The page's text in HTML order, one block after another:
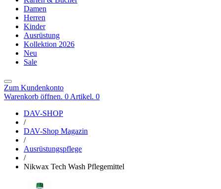
Damen
Herren
Kinder
Ausrüstung
Kollektion 2026
Neu
Sale
Zum Kundenkonto
Warenkorb öffnen. 0 Artikel. 0
DAV-SHOP
/
DAV-Shop Magazin
/
Ausrüstungspflege
/
Nikwax Tech Wash Pflegemittel